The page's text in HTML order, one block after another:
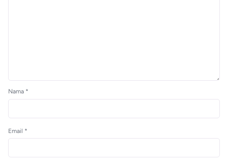
Nama *
Email *